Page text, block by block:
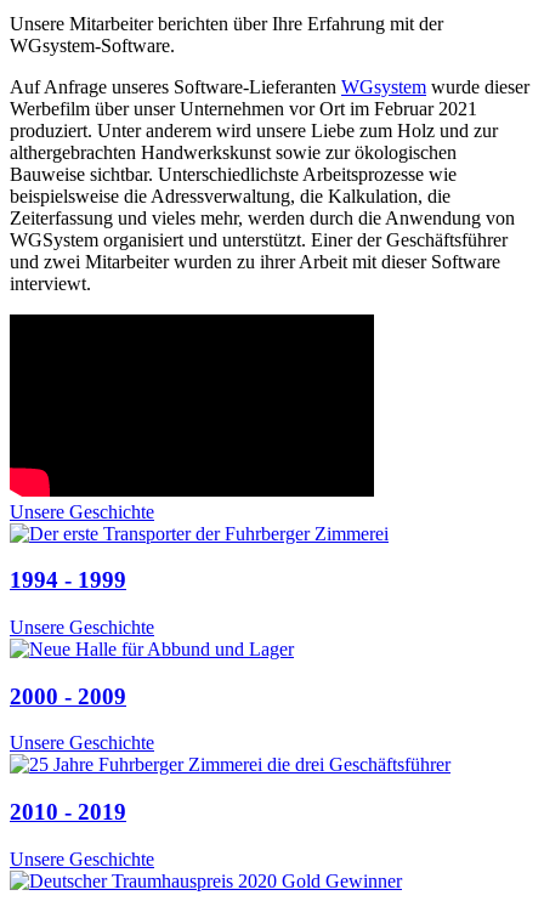
Unsere Mitarbeiter berichten über Ihre Erfahrung mit der
WGsystem-Software.
Auf Anfrage unseres Software-Lieferanten WGsystem wurde dieser
Werbefilm über unser Unternehmen vor Ort im Februar 2021
produziert. Unter anderem wird unsere Liebe zum Holz und zur
althergebrachten Handwerkskunst sowie zur ökologischen
Bauweise sichtbar. Unterschiedlichste Arbeitsprozesse wie
beispielsweise die Adressverwaltung, die Kalkulation, die
Zeiterfassung und vieles mehr, werden durch die Anwendung von
WGSystem organisiert und unterstützt. Einer der Geschäftsführer
und zwei Mitarbeiter wurden zu ihrer Arbeit mit dieser Software
interviewt.
Unsere Geschichte
1994 - 1999
Unsere Geschichte
2000 - 2009
Unsere Geschichte
2010 - 2019
Unsere Geschichte